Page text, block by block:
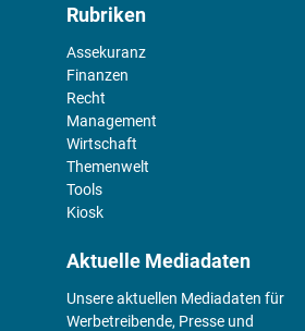
Rubriken
Assekuranz
Finanzen
Recht
Management
Wirtschaft
Themenwelt
Tools
Kiosk
Aktuelle Mediadaten
Unsere aktuellen Mediadaten für
Werbetreibende, Presse und